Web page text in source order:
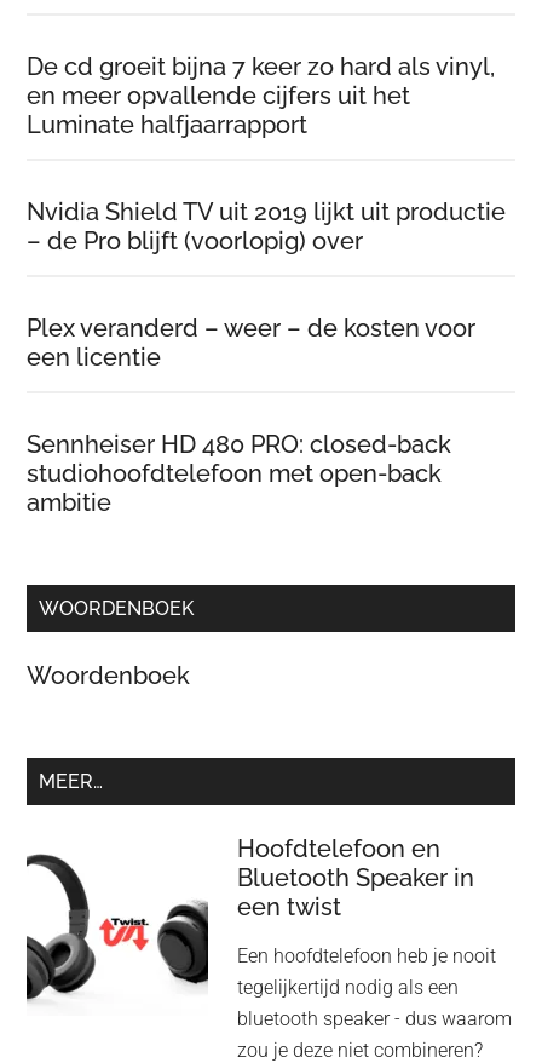
De cd groeit bijna 7 keer zo hard als vinyl,
en meer opvallende cijfers uit het
Luminate halfjaarrapport
Nvidia Shield TV uit 2019 lijkt uit productie
– de Pro blijft (voorlopig) over
Plex veranderd – weer – de kosten voor
een licentie
Sennheiser HD 480 PRO: closed-back
studiohoofdtelefoon met open-back
ambitie
WOORDENBOEK
Woordenboek
MEER…
Hoofdtelefoon en
Bluetooth Speaker in
een twist
Een hoofdtelefoon heb je nooit
tegelijkertijd nodig als een
bluetooth speaker - dus waarom
zou je deze niet combineren?